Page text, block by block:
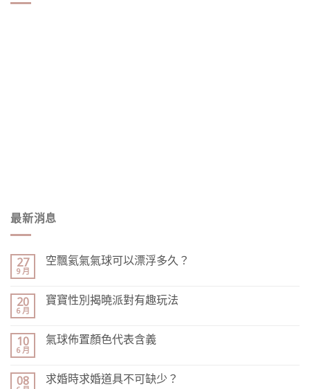
最新消息
27
9 月
空飄氦氣氣球可以漂浮多久？
20
6 月
寶寶性別揭曉派對有趣玩法
10
6 月
氣球佈置顏色代表含義
08 求婚時求婚道具不可缺少？